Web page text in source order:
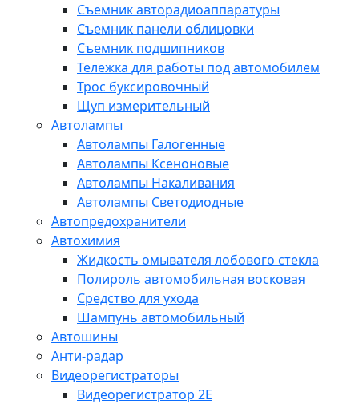
Съемник авторадиоаппаратуры
Съемник панели облицовки
Съемник подшипников
Тележка для работы под автомобилем
Трос буксировочный
Щуп измерительный
Автолампы
Автолампы Галогенные
Автолампы Ксеноновые
Автолампы Накаливания
Автолампы Светодиодные
Автопредохранители
Автохимия
Жидкость омывателя лобового стекла
Полироль автомобильная восковая
Средство для ухода
Шампунь автомобильный
Автошины
Анти-радар
Видеорегистраторы
Видеорегистратор 2E